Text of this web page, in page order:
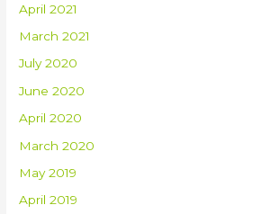
April 2021
March 2021
July 2020
June 2020
April 2020
March 2020
May 2019
April 2019